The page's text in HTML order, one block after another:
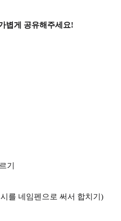
볍게 공유해주세요!
기
를 네임펜으로 써서 합치기)